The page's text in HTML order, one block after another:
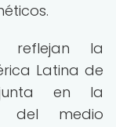
reflejan la
Latina de
en la
del medio